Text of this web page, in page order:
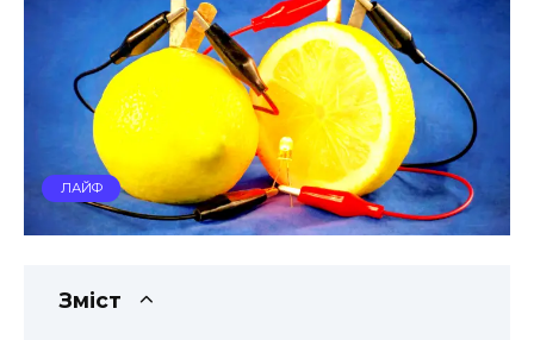
ЛАЙФ
Зміст